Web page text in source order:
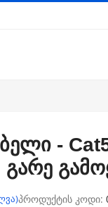
-
პროდუქტის კოდი: